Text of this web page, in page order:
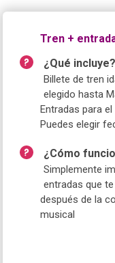
Tren +
¿Qué incluye?
Billete de tren
elegido hasta
Entradas para
Puedes elegir
¿Cómo
Simplemente
entradas que
después de la
musical